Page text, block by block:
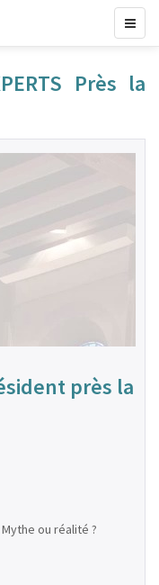
Près la
près la
ou réalité ?